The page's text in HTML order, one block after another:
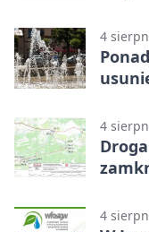
4
4
4